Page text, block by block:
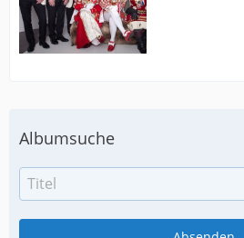
Albumsuche